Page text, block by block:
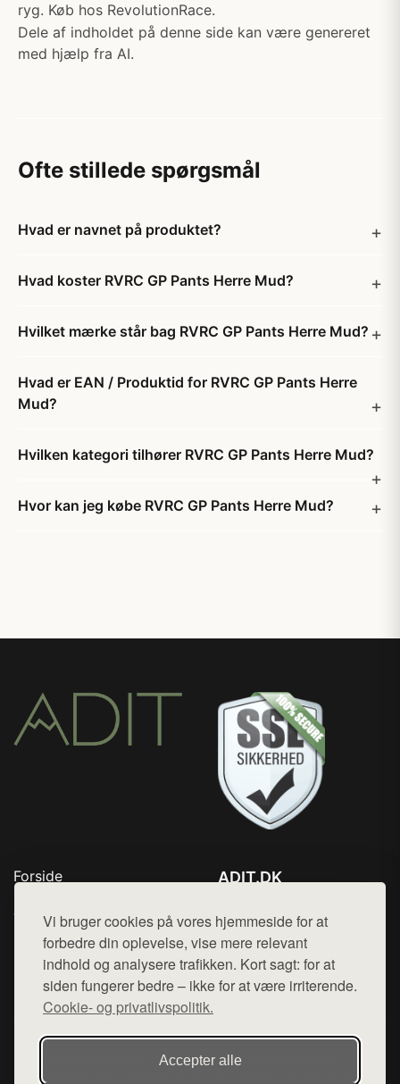
Vi bruger cookies på vores hjemmeside for at
forbedre din oplevelse, vise mere relevant
indhold og analysere trafikken. Kort sagt: for at
siden fungerer bedre – ikke for at være irriterende.
Cookie- og privatlivspolitik.
Accepter alle
ryg. Køb hos RevolutionRace.
Dele af indholdet på denne side kan være genereret
med hjælp fra AI.
Ofte stillede spørgsmål
Hvad er navnet på produktet?
Hvad koster RVRC GP Pants Herre Mud?
Hvilket mærke står bag RVRC GP Pants Herre Mud?
Hvad er EAN / Produktid for RVRC GP Pants Herre
Mud?
Hvilken kategori tilhører RVRC GP Pants Herre Mud?
Hvor kan jeg købe RVRC GP Pants Herre Mud?
Forside
Top Rabatter
Blog
Kontakt
ADIT.DK
Mail: hej@want.dk
Cookie- og privatlivspolitik
Denne side er en del af want.dk, der udgiver en række
hjemmesider med præsentation af forskellige produkter fra